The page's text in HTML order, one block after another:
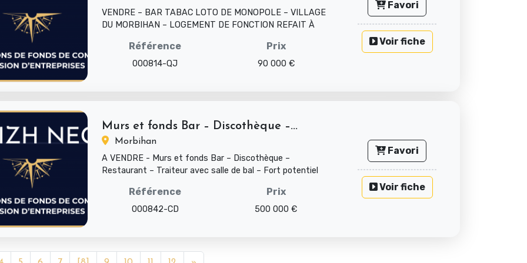
VENDRE – BAR TABAC LOTO DE MONOPOLE – VILLAGE
DU MORBIHAN – LOGEMENT DE FONCTION REFAIT À
Référence
000814-QJ
Prix
90 000 €
Favori
Voir fiche
Murs et fonds Bar – Discothèque –...
Morbihan
A VENDRE - Murs et fonds Bar – Discothèque –
Restaurant – Traiteur avec salle de bal – Fort potentiel
Référence
000842-CD
Prix
500 000 €
Favori
Voir fiche